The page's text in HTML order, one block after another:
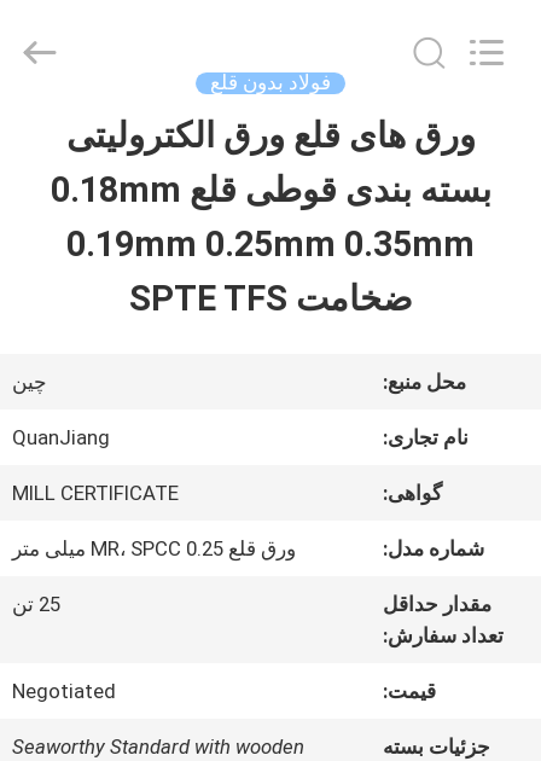
صفحه
اصلی
METAL
فولاد بدون قلع
ورق های قلع ورق الکترولیتی
بسته بندی قوطی قلع 0.18mm
0.19mm 0.25mm 0.35mm
ضخامت SPTE TFS
محل منبع: چین
نام تجاری: QuanJiang
گواهی: MILL CERTIFICATE
شماره مدل: ورق قلع MR، SPCC 0.25 میلی متر
مقدار حداقل
تعداد سفارش:
25 تن
قیمت: Negotiated
جزئیات بسته
Seaworthy Standard with wooden